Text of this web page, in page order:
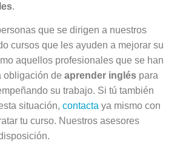
.
que se dirigen a nuestros
cursos que les ayuden a mejorar su
aquellos profesionales que se han
obligación deaprender inglés para
su trabajo. Si tú también
situación,contacta ya mismo con
tu curso. Nuestros asesores